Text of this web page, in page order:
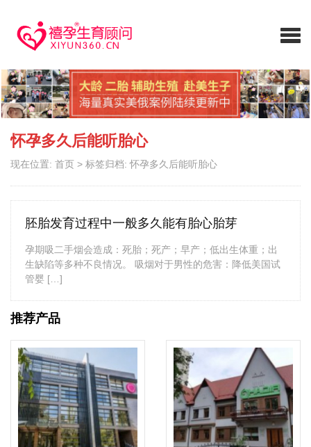
怀孕多久后能听胎心
现在位置: 首页 > 标签归档: 怀孕多久后能听胎心
胚胎发育过程中一般多久能有胎心胎芽
孕期吸二手烟会造成：死胎；死产；早产；低出生体重；出
生缺陷等多种不良情况。 吸烟对于男性的危害：降低美国试
管婴 […]
推荐产品